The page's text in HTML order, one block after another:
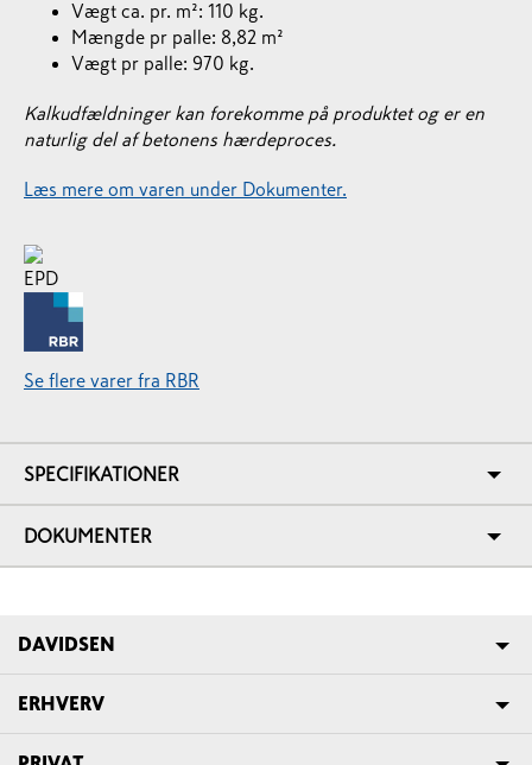
Vægt ca. pr. m²: 110 kg.
Mængde pr palle: 8,82 m²
Vægt pr palle: 970 kg.
Kalkudfældninger kan forekomme på produktet og er en
naturlig del af betonens hærdeproces.
Læs mere om varen under Dokumenter.
Se flere varer fra RBR
SPECIFIKATIONER
DOKUMENTER
DAVIDSEN
ERHVERV